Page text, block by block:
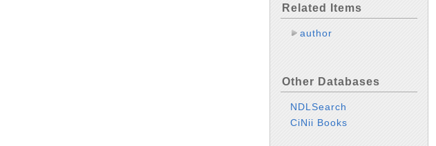
Related Items
author
Other Databases
NDLSearch
CiNii Books